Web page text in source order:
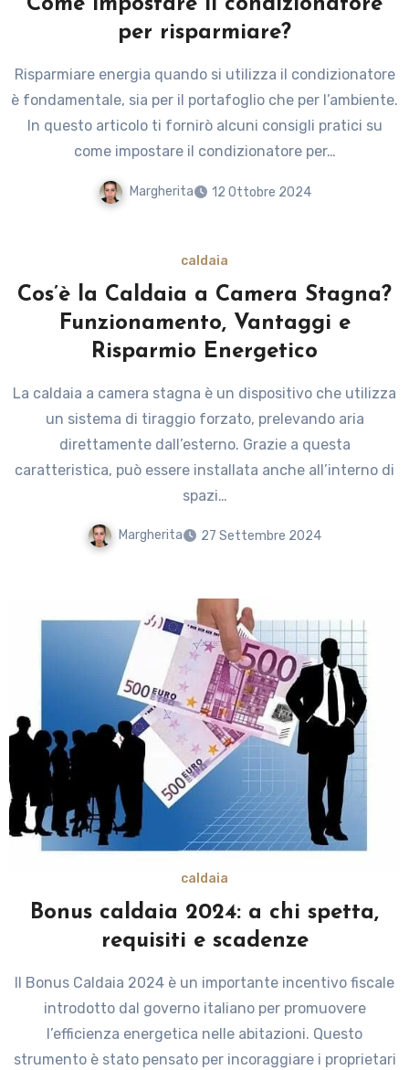
Come impostare il condizionatore
per risparmiare?
Risparmiare energia quando si utilizza il condizionatore
è fondamentale, sia per il portafoglio che per l’ambiente.
In questo articolo ti fornirò alcuni consigli pratici su
come impostare il condizionatore per…
Margherita 12 Ottobre 2024
caldaia
Cos’è la Caldaia a Camera Stagna?
Funzionamento, Vantaggi e
Risparmio Energetico
La caldaia a camera stagna è un dispositivo che utilizza
un sistema di tiraggio forzato, prelevando aria
direttamente dall’esterno. Grazie a questa
caratteristica, può essere installata anche all’interno di
spazi…
Margherita 27 Settembre 2024
caldaia
Bonus caldaia 2024: a chi spetta,
requisiti e scadenze
Il Bonus Caldaia 2024 è un importante incentivo fiscale
introdotto dal governo italiano per promuovere
l’efficienza energetica nelle abitazioni. Questo
strumento è stato pensato per incoraggiare i proprietari